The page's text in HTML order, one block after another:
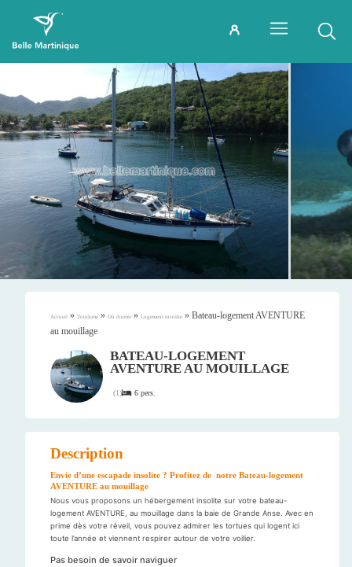
Accueil » Tourisme » Où dormir » Logement insolite » Bateau-logement AVENTURE
au mouillage
BATEAU-LOGEMENT
AVENTURE AU MOUILLAGE
(1) 6 pers.
Description
Envie d’une escapade insolite ? Profitez de notre Bateau-logement
AVENTURE au mouillage
Nous vous proposons un hébergement insolite sur votre bateau-
logement AVENTURE, au mouillage dans la baie de Grande Anse. Avec en
prime dès votre réveil, vous pouvez admirer les tortues qui logent ici
toute l’année et viennent respirer autour de votre voilier.
Pas besoin de savoir naviguer